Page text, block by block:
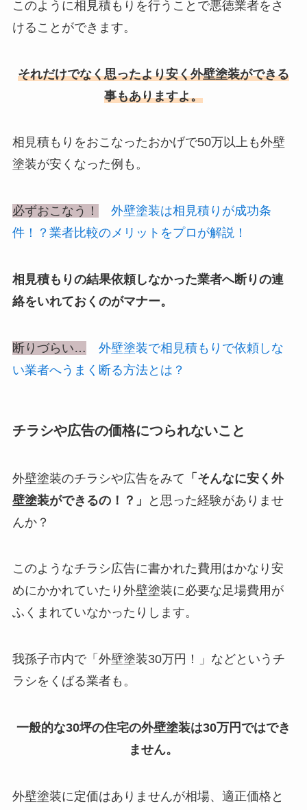
このように相見積もりを行うことで悪徳業者をさ
けることができます。
それだけでなく思ったより安く外壁塗装ができる
事もありますよ。
相見積もりをおこなったおかげで50万以上も外壁
塗装が安くなった例も。
必ずおこなう！
外壁塗装は相見積りが成功条
件！？業者比較のメリットをプロが解説！
相見積もりの結果依頼しなかった業者へ断りの連
絡をいれておくのがマナー。
断りづらい…
外壁塗装で相見積もりで依頼しな
い業者へうまく断る方法とは？
チラシや広告の価格につられないこと
外壁塗装のチラシや広告をみて 「そんなに安く外
壁塗装ができるの！？」
と思った経験がありませ
んか？
このようなチラシ広告に書かれた費用はかなり安
めにかかれていたり外壁塗装に必要な足場費用が
ふくまれていなかったりします。
我孫子市内で「外壁塗装30万円！」などというチ
ラシをくばる業者も。
一般的な30坪の住宅の外壁塗装は30万円ではでき
ません。
外壁塗装に定価はありませんが相場、適正価格と